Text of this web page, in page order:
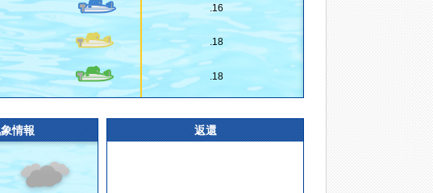
.16
.18
.18
情報 返還